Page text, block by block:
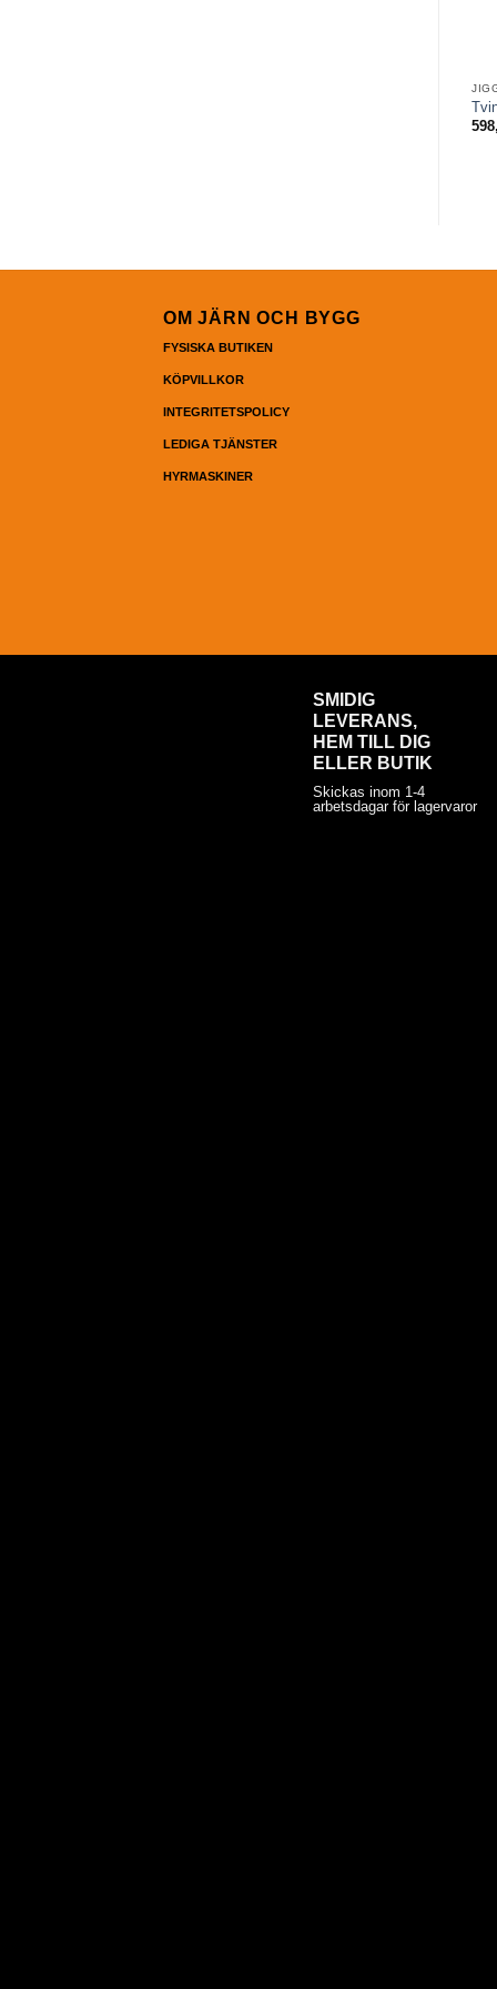
OM JÄRN OCH BYGG
FYSISKA BUTIKEN
KÖPVILLKOR
INTEGRITETSPOLICY
LEDIGA TJÄNSTER
HYRMASKINER
SMIDIG
LEVERANS,
HEM TILL DIG
ELLER BUTIK
Skickas inom 1-4
arbetsdagar för lagervaror